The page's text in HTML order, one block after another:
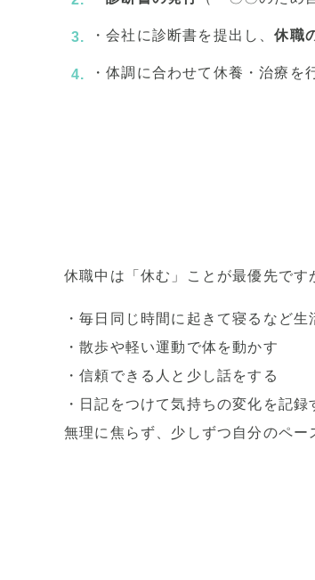
・会社に診断書を提出し、休職
・体調に合わせて休養・治療を
休職中は「休む」ことが最優先です
・毎日同じ時間に起きて寝るなど生
・散歩や軽い運動で体を動かす
・信頼できる人と少し話をする
・日記をつけて気持ちの変化を記録
無理に焦らず、少しずつ自分のペー